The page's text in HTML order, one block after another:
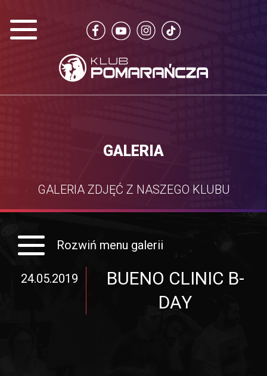
GALERIA
GALERIA ZDJĘĆ Z NASZEGO KLUBU
Rozwiń menu galerii
24.05.2019
BUENO CLINIC B-
DAY